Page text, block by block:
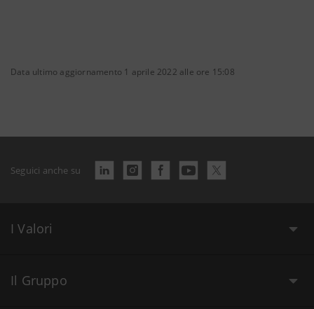
Data ultimo aggiornamento 1 aprile 2022 alle ore 15:08
Seguici anche su
I Valori
Il Gruppo